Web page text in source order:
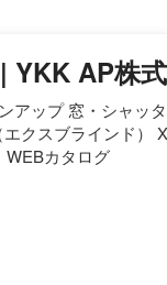
YKK AP株
アップ 窓・シャッ
クスブラインド）
WEBカタログ